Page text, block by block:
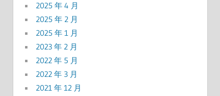
2025 年 4 月
2025 年 2 月
2025 年 1 月
2023 年 2 月
2022 年 5 月
2022 年 3 月
2021 年 12 月